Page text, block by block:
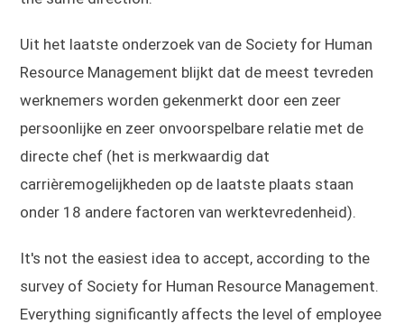
Uit het laatste onderzoek van de Society for Human
Resource Management blijkt dat de meest tevreden
werknemers worden gekenmerkt door een zeer
persoonlijke en zeer onvoorspelbare relatie met de
directe chef (het is merkwaardig dat
carrièremogelijkheden op de laatste plaats staan
onder 18 andere factoren van werktevredenheid).
It's not the easiest idea to accept, according to the
survey of Society for Human Resource Management.
Everything significantly affects the level of employee